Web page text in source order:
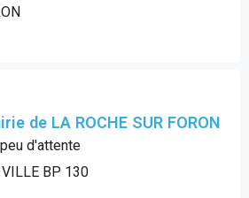
de LA ROCHE SUR FORON
d'attente
VILLE BP 130